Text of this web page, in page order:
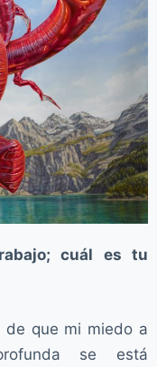
cuál es tu
de que mi miedo a
se está